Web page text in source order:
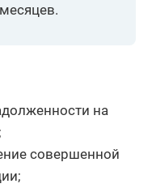
на
совершенной